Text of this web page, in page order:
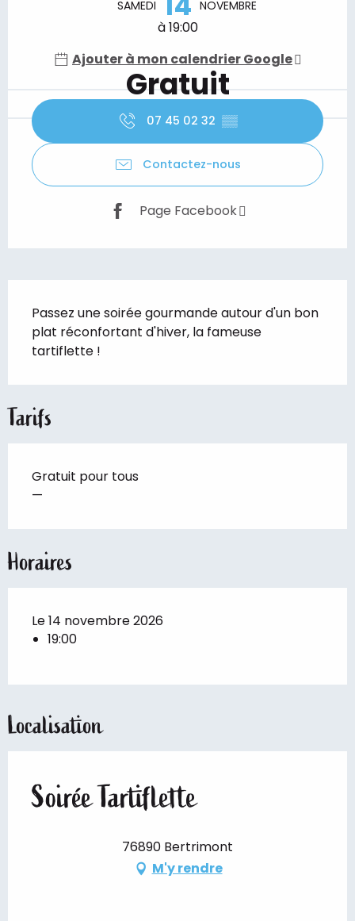
SAMEDI NOVEMBRE
à 19:00
Ajouter à mon calendrier Google
Gratuit
07 45 02 32 ▒▒
Contactez-nous
Page Facebook
Passez une soirée gourmande autour d'un bon
plat réconfortant d'hiver, la fameuse
tartiflette !
Tarifs
Gratuit pour tous
—
Horaires
Le 14 novembre 2026
19:00
Localisation
Soirée Tartiflette
76890 Bertrimont
M'y rendre